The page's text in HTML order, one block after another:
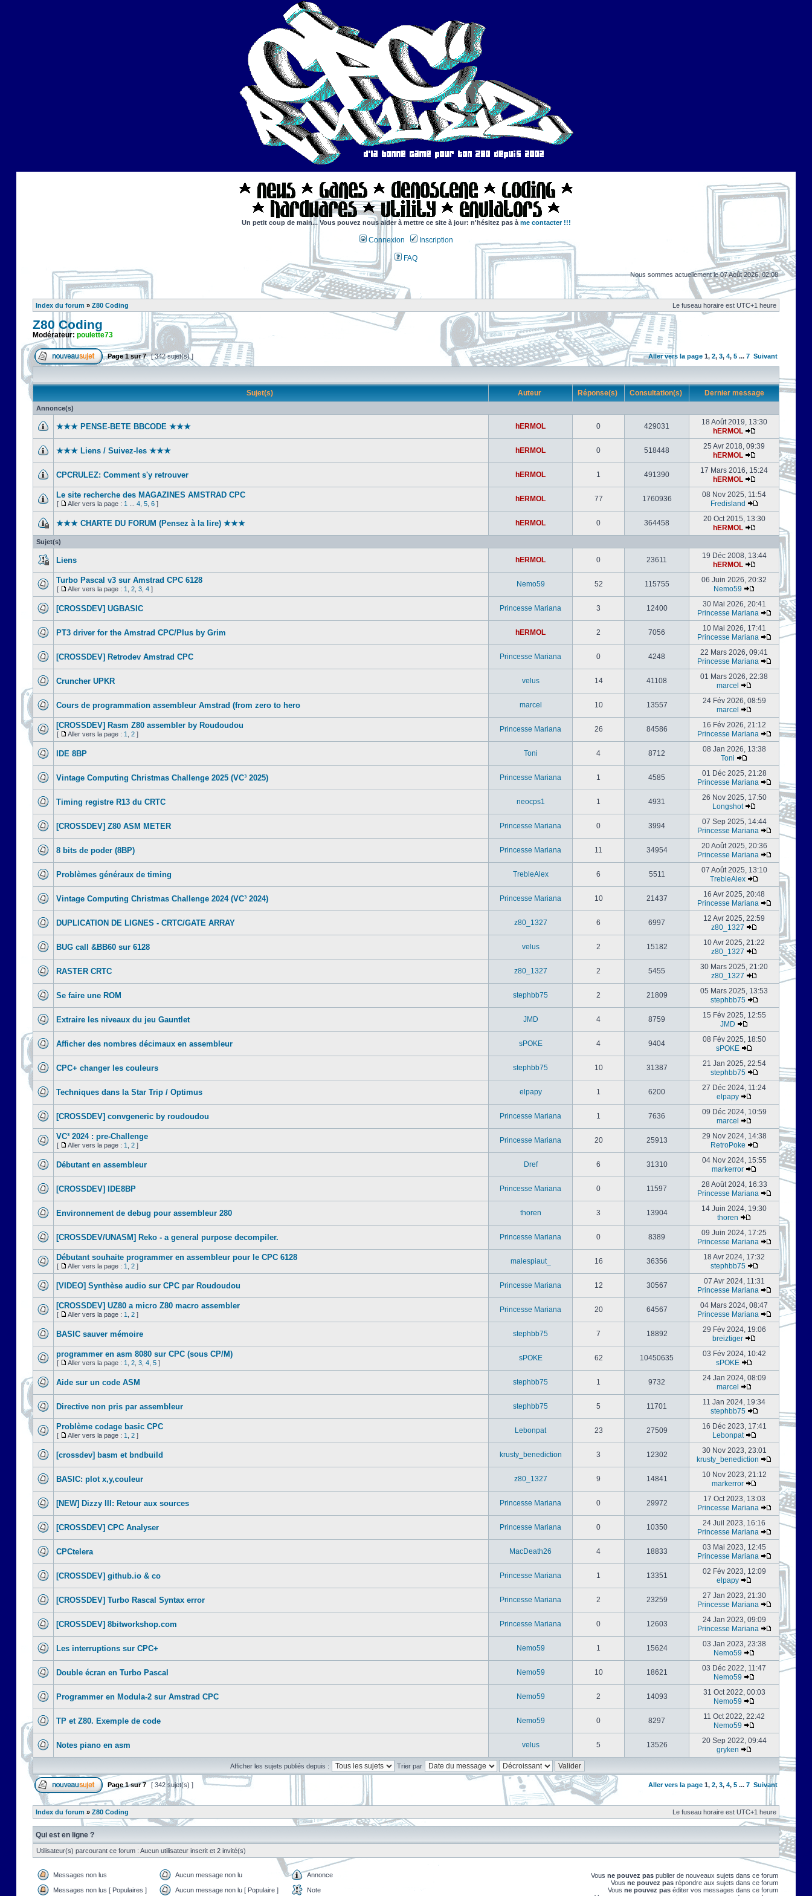
Un petit coup de main... Vous pouvez nous aider à mettre ce site à jour: n'hésitez pas à me contacter !!!
Connexion Inscription
FAQ
Nous sommes actuellement le 07 Août 2026, 02:08
Index du forum » Z80 Coding Le fuseau horaire est UTC+1 heure
Z80 Coding
Modérateur: poulette73
Page1sur7 [ 342 sujet(s) ] Aller vers la page 1, 2, 3, 4, 5 ... 7 Suivant
Sujet(s) Auteur Réponse(s) Consultation(s) Dernier message
Annonce(s)
★★★ PENSE-BETE BBCODE ★★★ hERMOL 0 429031
18 Août 2019, 13:30
hERMOL
★★★ Liens / Suivez-les ★★★ hERMOL 0 518448
25 Avr 2018, 09:39
hERMOL
CPCRULEZ: Comment s'y retrouver‎ hERMOL 1 491390
17 Mars 2016, 15:24
hERMOL
Le site recherche des MAGAZINES AMSTRAD CPC
[ Aller vers la page : 1 4 5 6 ]
hERMOL 77 1760936
08 Nov 2025, 11:54
Fredisland
★★★ CHARTE DU FORUM (Pensez à la lire) ★★★ hERMOL 0 364458
20 Oct 2015, 13:30
hERMOL
Sujet(s)
Liens hERMOL 0 23611
19 Déc 2008, 13:44
hERMOL
Turbo Pascal v3 sur Amstrad CPC 6128
[ Aller vers la page : 1 2 3 4 ]
Nemo59 52 115755
06 Juin 2026, 20:32
Nemo59
[CROSSDEV] UGBASIC Princesse Mariana 3 12400
30 Mai 2026, 20:41
Princesse Mariana
PT3 driver for the Amstrad CPC/Plus by Grim hERMOL 2 7056
10 Mai 2026, 17:41
Princesse Mariana
[CROSSDEV] Retrodev Amstrad CPC Princesse Mariana 0 4248
22 Mars 2026, 09:41
Princesse Mariana
Cruncher UPKR velus 14 41108
01 Mars 2026, 22:38
marcel
Cours de programmation assembleur Amstrad (from zero to hero marcel 10 13557
24 Fév 2026, 08:59
marcel
[CROSSDEV] Rasm Z80 assembler by Roudoudou
[ Aller vers la page : 1 2 ]
Princesse Mariana 26 84586
16 Fév 2026, 21:12
Princesse Mariana
IDE 8BP Toni 4 8712
08 Jan 2026, 13:38
Toni
Vintage Computing Christmas Challenge 2025 (VC³ 2025) Princesse Mariana 1 4585
01 Déc 2025, 21:28
Princesse Mariana
Timing registre R13 du CRTC neocps1 1 4931
26 Nov 2025, 17:50
Longshot
[CROSSDEV] Z80 ASM METER Princesse Mariana 0 3994
07 Sep 2025, 14:44
Princesse Mariana
8 bits de poder (8BP) Princesse Mariana 11 34954
20 Août 2025, 20:36
Princesse Mariana
Problèmes généraux de timing TrebleAlex 6 5511
07 Août 2025, 13:10
TrebleAlex
Vintage Computing Christmas Challenge 2024 (VC³ 2024) Princesse Mariana 10 21437
16 Avr 2025, 20:48
Princesse Mariana
DUPLICATION DE LIGNES - CRTC/GATE ARRAY z80_1327 6 6997
12 Avr 2025, 22:59
z80_1327
BUG call &BB60 sur 6128 velus 2 15182
10 Avr 2025, 21:22
z80_1327
RASTER CRTC z80_1327 2 5455
30 Mars 2025, 21:20
z80_1327
Se faire une ROM stephbb75 2 21809
05 Mars 2025, 13:53
stephbb75
Extraire les niveaux du jeu Gauntlet JMD 4 8759
15 Fév 2025, 12:55
JMD
Afficher des nombres décimaux en assembleur sPOKE 4 9404
08 Fév 2025, 18:50
sPOKE
CPC+ changer les couleurs stephbb75 10 31387
21 Jan 2025, 22:54
stephbb75
Techniques dans la Star Trip / Optimus elpapy 1 6200
27 Déc 2024, 11:24
elpapy
[CROSSDEV] convgeneric by roudoudou Princesse Mariana 1 7636
09 Déc 2024, 10:59
marcel
VC³ 2024 : pre-Challenge
[ Aller vers la page : 1 2 ]
Princesse Mariana 20 25913
29 Nov 2024, 14:38
RetroPoke
Débutant en assembleur Dref 6 31310
04 Nov 2024, 15:55
markerror
[CROSSDEV] IDE8BP Princesse Mariana 0 11597
28 Août 2024, 16:33
Princesse Mariana
Environnement de debug pour assembleur 280 thoren 3 13904
14 Juin 2024, 19:30
thoren
[CROSSDEV/UNASM] Reko - a general purpose decompiler. Princesse Mariana 0 8389
09 Juin 2024, 17:25
Princesse Mariana
Débutant souhaite programmer en assembleur pour le CPC 6128
[ Aller vers la page : 1 2 ]
malespiaut_ 16 36356
18 Avr 2024, 17:32
stephbb75
[VIDEO] Synthèse audio sur CPC par Roudoudou Princesse Mariana 12 30567
07 Avr 2024, 11:31
Princesse Mariana
[CROSSDEV] UZ80 a micro Z80 macro assembler
[ Aller vers la page : 1 2 ]
Princesse Mariana 20 64567
04 Mars 2024, 08:47
Princesse Mariana
BASIC sauver mémoire stephbb75 7 18892
29 Fév 2024, 19:06
breiztiger
programmer en asm 8080 sur CPC (sous CP/M)
[ Aller vers la page : 1 2 3 4 5 ]
sPOKE 62 10450635
03 Fév 2024, 10:42
sPOKE
Aide sur un code ASM stephbb75 1 9732
24 Jan 2024, 08:09
marcel
Directive non pris par assembleur stephbb75 5 11701
11 Jan 2024, 19:34
stephbb75
Problème codage basic CPC
[ Aller vers la page : 1 2 ]
Lebonpat 23 27509
16 Déc 2023, 17:41
Lebonpat
[crossdev] basm et bndbuild krusty_benediction 3 12302
30 Nov 2023, 23:01
krusty_benediction
BASIC: plot x,y,couleur z80_1327 9 14841
10 Nov 2023, 21:12
markerror
[NEW] Dizzy III: Retour aux sources Princesse Mariana 0 29972
17 Oct 2023, 13:03
Princesse Mariana
[CROSSDEV] CPC Analyser Princesse Mariana 0 10350
24 Juil 2023, 16:16
Princesse Mariana
CPCtelera MacDeath26 4 18833
03 Mai 2023, 12:45
Princesse Mariana
[CROSSDEV] github.io & co Princesse Mariana 1 13351
02 Fév 2023, 12:09
elpapy
[CROSSDEV] Turbo Rascal Syntax error Princesse Mariana 2 23259
27 Jan 2023, 21:30
Princesse Mariana
[CROSSDEV] 8bitworkshop.com Princesse Mariana 0 12603
24 Jan 2023, 09:09
Princesse Mariana
Les interruptions sur CPC+ Nemo59 1 15624
03 Jan 2023, 23:38
Nemo59
Double écran en Turbo Pascal Nemo59 10 18621
03 Déc 2022, 11:47
Nemo59
Programmer en Modula-2 sur Amstrad CPC Nemo59 2 14093
31 Oct 2022, 00:03
Nemo59
TP et Z80. Exemple de code Nemo59 0 8297
11 Oct 2022, 22:42
Nemo59
Notes piano en asm velus 5 13526
20 Sep 2022, 09:44
gryken
Afficher les sujets publiés depuis : Trier par
Page1sur7 [ 342 sujet(s) ] Aller vers la page 1, 2, 3, 4, 5 ... 7 Suivant
Index du forum » Z80 Coding Le fuseau horaire est UTC+1 heure
Qui est en ligne ?
Utilisateur(s) parcourant ce forum : Aucun utilisateur inscrit et 2 invité(s)
Messages non lus Aucun message non lu Annonce
Messages non lus [ Populaires ] Aucun message non lu [ Populaire ] Note
Vous ne pouvez pas publier de nouveaux sujets dans ce forum
Vous ne pouvez pas répondre aux sujets dans ce forum
Vous ne pouvez pas éditer vos messages dans ce forum